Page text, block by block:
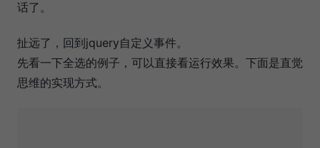
话了。
扯远了，回到jquery自定义事件。
先看一下全选的例子，可以直接看运行效果。下面是直觉
思维的实现方式。